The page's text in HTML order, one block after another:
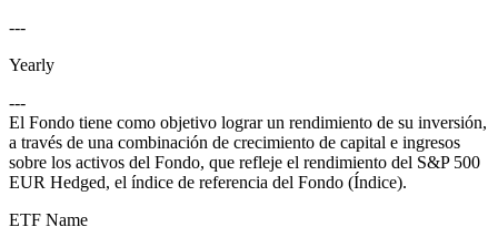
---
Yearly
---
El Fondo tiene como objetivo lograr un rendimiento de su inversión,
a través de una combinación de crecimiento de capital e ingresos
sobre los activos del Fondo, que refleje el rendimiento del S&P 500
EUR Hedged, el índice de referencia del Fondo (Índice).
ETF Name